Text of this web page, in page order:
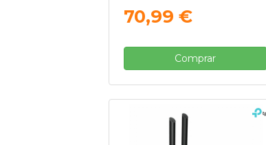
70,99 €
Comprar